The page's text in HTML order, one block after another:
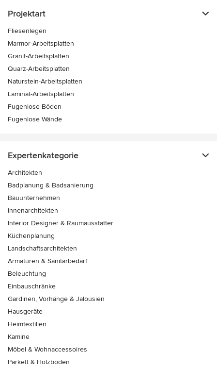
Projektart
Fliesenlegen
Marmor-Arbeitsplatten
Granit-Arbeitsplatten
Quarz-Arbeitsplatten
Naturstein-Arbeitsplatten
Laminat-Arbeitsplatten
Fugenlose Böden
Fugenlose Wände
Expertenkategorie
Architekten
Badplanung & Badsanierung
Bauunternehmen
Innenarchitekten
Interior Designer & Raumausstatter
Küchenplanung
Landschaftsarchitekten
Armaturen & Sanitärbedarf
Beleuchtung
Einbauschränke
Gardinen, Vorhänge & Jalousien
Hausgeräte
Heimtextilien
Kamine
Möbel & Wohnaccessoires
Parkett & Holzböden